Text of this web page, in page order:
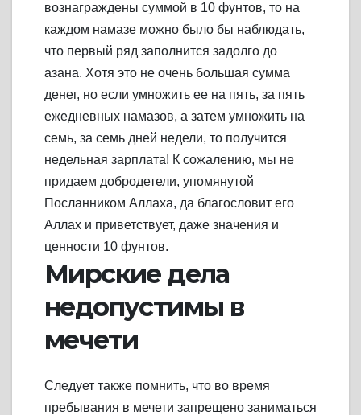
вознаграждены суммой в 10 фунтов, то на
каждом намазе можно было бы наблюдать,
что первый ряд заполнится задолго до
азана. Хотя это не очень большая сумма
денег, но если умножить ее на пять, за пять
ежедневных намазов, а затем умножить на
семь, за семь дней недели, то получится
недельная зарплата! К сожалению, мы не
придаем добродетели, упомянутой
Посланником Аллаха, да благословит его
Аллах и приветствует, даже значения и
ценности 10 фунтов.
Мирские дела
недопустимы в
мечети
Следует также помнить, что во время
пребывания в мечети запрещено заниматься